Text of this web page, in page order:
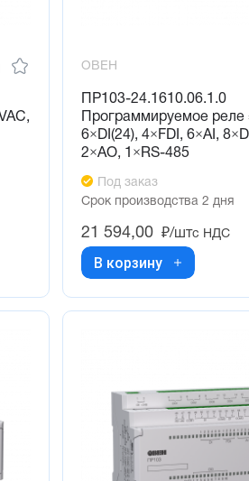
ОВЕН
ПР103-24.1610.06.1.0
Программируемое реле
6×DI(24), 4×FDI, 6×AI,
2×AO, 1×RS-485
Под заказ
Срок производства 2 дня
21 594,00 ₽/штс НДС
В корзину